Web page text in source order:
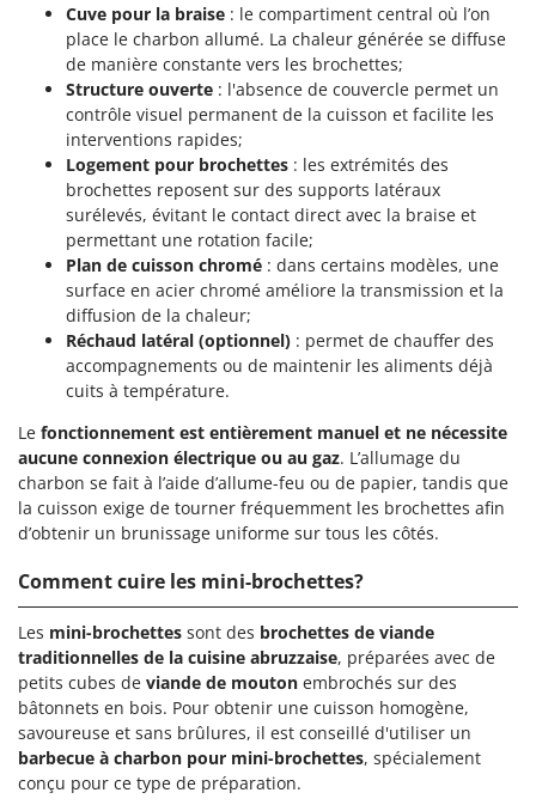
Cuve pour la braise : le compartiment central où l’on
place le charbon allumé. La chaleur générée se diffuse
de manière constante vers les brochettes;
Structure ouverte : l'absence de couvercle permet un
contrôle visuel permanent de la cuisson et facilite les
interventions rapides;
Logement pour brochettes : les extrémités des
brochettes reposent sur des supports latéraux
surélevés, évitant le contact direct avec la braise et
permettant une rotation facile;
Plan de cuisson chromé : dans certains modèles, une
surface en acier chromé améliore la transmission et la
diffusion de la chaleur;
Réchaud latéral (optionnel) : permet de chauffer des
accompagnements ou de maintenir les aliments déjà
cuits à température.
Le fonctionnement est entièrement manuel et ne nécessite
aucune connexion électrique ou au gaz. L’allumage du
charbon se fait à l’aide d’allume-feu ou de papier, tandis que
la cuisson exige de tourner fréquemment les brochettes afin
d’obtenir un brunissage uniforme sur tous les côtés.
Comment cuire les mini-brochettes?
Les mini-brochettes sont des brochettes de viande
traditionnelles de la cuisine abruzzaise, préparées avec de
petits cubes de viande de mouton embrochés sur des
bâtonnets en bois. Pour obtenir une cuisson homogène,
savoureuse et sans brûlures, il est conseillé d'utiliser un
barbecue à charbon pour mini-brochettes, spécialement
conçu pour ce type de préparation.